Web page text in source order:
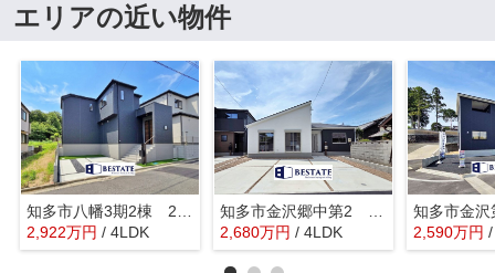
エリアの近い物件
2,922万円 / 4LDK
2,680万円 / 4LDK 2,590万円